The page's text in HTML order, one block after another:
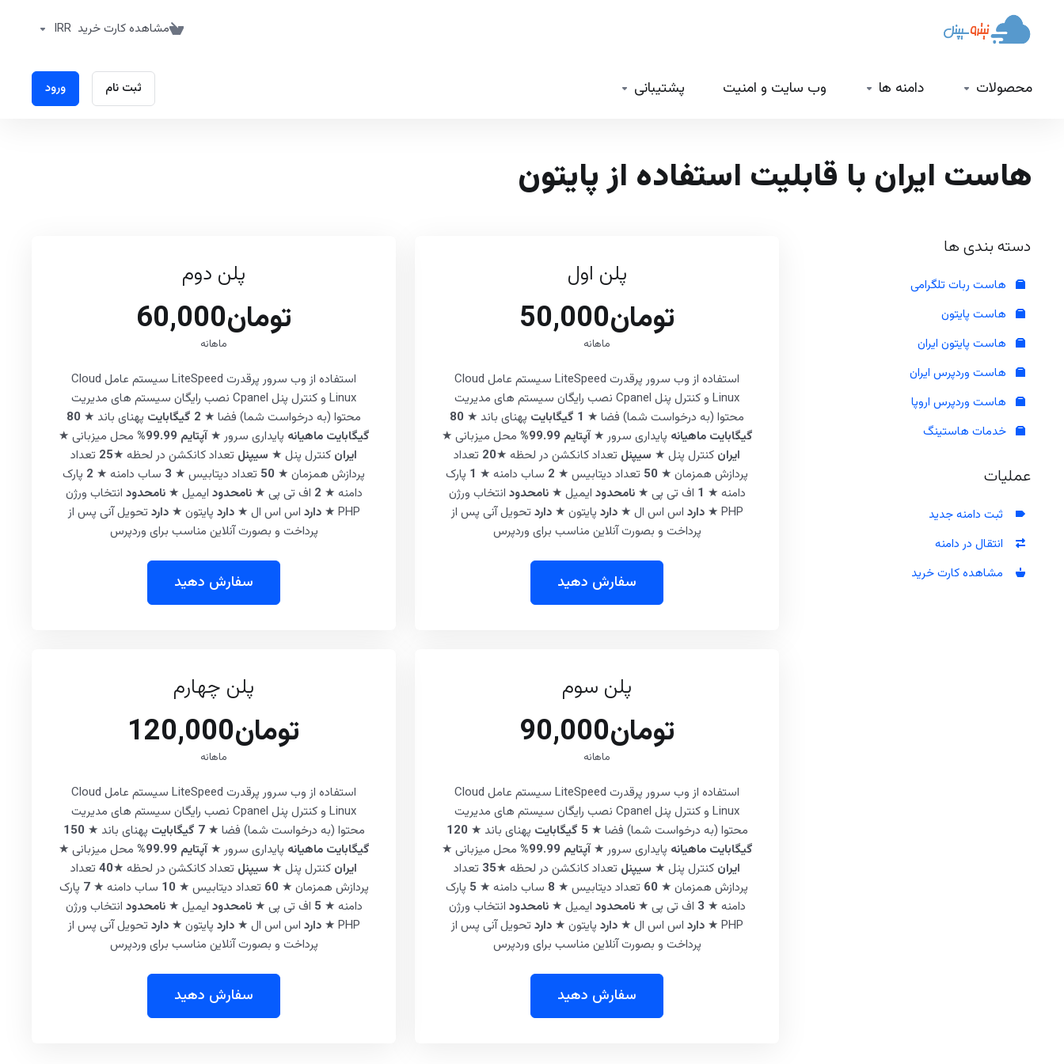
مشاهده کارت خرید IRR
محصولات دامنه ها وب سایت و امنیت پشتیبانی ثبت نام ورود
هاست ایران با قابلیت استفاده از پایتون
دسته بندی ها
هاست ربات تلگرامی
هاست پایتون
هاست پایتون ایران
هاست وردپرس ایران
هاست وردپرس اروپا
خدمات هاستینگ
عملیات
ثبت دامنه جدید
انتقال در دامنه
مشاهده کارت خرید
پلن اول
تومان50,000
ماهانه
استفاده از وب سرور پرقدرت LiteSpeed سیستم عامل Cloud
Linux و کنترل پنل Cpanel نصب رایگان سیستم های مدیریت
محتوا (به درخواست شما) فضا ★ 1 گیگابایت پهنای باند ★ 80
گیگابایت ماهیانه پایداری سرور ★آپتایم 99.99%
محل میزبانی ★
ایران کنترل پنل ★ سیپنل تعداد کانکشن در لحظه ★20 تعداد
پردازش همزمان ★ 50 تعداد دیتابیس ★ 2 ساب دامنه ★ 1 پارک
دامنه ★ 1 اف تی پی ★نامحدود ایمیل ★نامحدود انتخاب ورژن
PHP ★
دارد اس اس ال ★دارد پایتون ★دارد تحویل آنی پس از
پرداخت و بصورت آنلاین مناسب برای وردپرس
سفارش دهید
پلن دوم
تومان60,000
ماهانه
استفاده از وب سرور پرقدرت LiteSpeed سیستم عامل Cloud
Linux و کنترل پنل Cpanel نصب رایگان سیستم های مدیریت
محتوا (به درخواست شما) فضا ★ 2 گیگابایت پهنای باند ★ 80
گیگابایت ماهیانه پایداری سرور ★آپتایم 99.99%
محل میزبانی ★
ایران کنترل پنل ★ سیپنل تعداد کانکشن در لحظه ★25 تعداد
پردازش همزمان ★ 50 تعداد دیتابیس ★ 3 ساب دامنه ★ 2 پارک
دامنه ★ 2 اف تی پی ★نامحدود ایمیل ★نامحدود انتخاب ورژن
PHP ★
دارد اس اس ال ★دارد پایتون ★دارد تحویل آنی پس از
پرداخت و بصورت آنلاین مناسب برای وردپرس
سفارش دهید
پلن سوم
تومان90,000
ماهانه
استفاده از وب سرور پرقدرت LiteSpeed سیستم عامل Cloud
Linux و کنترل پنل Cpanel نصب رایگان سیستم های مدیریت
محتوا (به درخواست شما) فضا ★ 5 گیگابایت پهنای باند ★ 120
گیگابایت ماهیانه پایداری سرور ★آپتایم 99.99%
محل میزبانی ★
ایران کنترل پنل ★ سیپنل تعداد کانکشن در لحظه ★35 تعداد
پردازش همزمان ★ 60 تعداد دیتابیس ★ 8 ساب دامنه ★ 5 پارک
دامنه ★ 3 اف تی پی ★نامحدود ایمیل ★نامحدود انتخاب ورژن
PHP ★
دارد اس اس ال ★دارد پایتون ★دارد تحویل آنی پس از
پرداخت و بصورت آنلاین مناسب برای وردپرس
سفارش دهید
پلن چهارم
تومان120,000
ماهانه
استفاده از وب سرور پرقدرت LiteSpeed سیستم عامل Cloud
Linux و کنترل پنل Cpanel نصب رایگان سیستم های مدیریت
محتوا (به درخواست شما) فضا ★7 گیگابایت پهنای باند ★ 150
گیگابایت ماهیانه پایداری سرور ★آپتایم 99.99%
محل میزبانی ★
ایران کنترل پنل ★ سیپنل تعداد کانکشن در لحظه ★40 تعداد
پردازش همزمان ★ 60 تعداد دیتابیس ★ 10 ساب دامنه ★7 پارک
دامنه ★ 5 اف تی پی ★نامحدود ایمیل ★نامحدود انتخاب ورژن
PHP ★
دارد اس اس ال ★دارد پایتون ★دارد تحویل آنی پس از
پرداخت و بصورت آنلاین مناسب برای وردپرس
سفارش دهید